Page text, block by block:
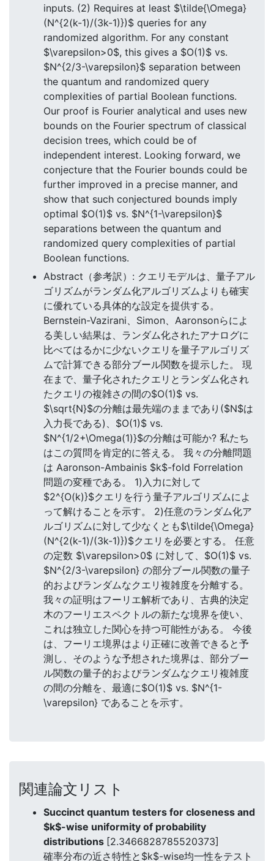
inputs. (2) Requires at least $\tilde{\Omega}
(N^{2(k-1)/(3k-1)})$ queries for any
randomized algorithm. For any constant
$\varepsilon>0$, this gives a $O(1)$ vs.
$N^{2/3-\varepsilon}$ separation between
the quantum and randomized query
complexities of partial Boolean functions.
Our proof is Fourier analytical and uses new
bounds on the Fourier spectrum of classical
decision trees, which could be of
independent interest. Looking forward, we
conjecture that the Fourier bounds could be
further improved in a precise manner, and
show that such conjectured bounds imply
optimal $O(1)$ vs. $N^{1-\varepsilon}$
separations between the quantum and
randomized query complexities of partial
Boolean functions.
Abstract（参考訳）: クエリモデルは、量子アル
ゴリズムがランダム化アルゴリズムよりも確実
に優れている具体的な設定を提供する。
Bernstein-Vazirani、Simon、Aaronsonらによ
る美しい結果は、ランダム化されたアナログに
比べてはるかに少ないクエリを量子アルゴリズ
ムで計算できる部分ブール関数を提示した。 現
在まで、量子化されたクエリとランダム化され
たクエリの複雑さの間の$O(1)$ vs.
$\sqrt{N}$の分離は最先端のままであり($N$は
入力長である)、$O(1)$ vs.
$N^{1/2+\Omega(1)}$の分離は可能か? 私たち
はこの質問を肯定的に答える。 我々の分離問題
は Aaronson-Ambainis $k$-fold Forrelation
問題の変種である。 1)入力に対して
$2^{O(k)}$クエリを行う量子アルゴリズムによ
って解けることを示す。 2)任意のランダム化ア
ルゴリズムに対して少なくとも$\tilde{\Omega}
(N^{2(k-1)/(3k-1)})$クエリを必要とする。 任意
の定数 $\varepsilon>0$ に対して、$O(1)$ vs.
$N^{2/3-\varepsilon} の部分ブール関数の量子
的およびランダムなクエリ複雑度を分離する。
我々の証明はフーリエ解析であり、古典的決定
木のフーリエスペクトルの新たな境界を使い、
これは独立した関心を持つ可能性がある。 今後
は、フーリエ境界はより正確に改善できると予
測し、そのような予想された境界は、部分ブー
ル関数の量子的およびランダムなクエリ複雑度
の間の分離を、最適に$O(1)$ vs. $N^{1-
\varepsilon} であることを示す。
関連論文リスト
Succinct quantum testers for closeness and
$k$-wise uniformity of probability
distributions [2.3466828785520373]
確率分布の近さ特性と$k$-wise均一性をテスト